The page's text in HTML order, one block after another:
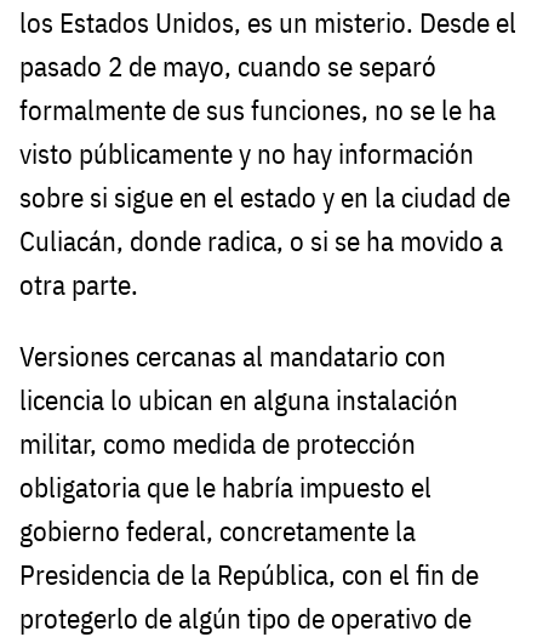
los Estados Unidos, es un misterio. Desde el
pasado 2 de mayo, cuando se separó
formalmente de sus funciones, no se le ha
visto públicamente y no hay información
sobre si sigue en el estado y en la ciudad de
Culiacán, donde radica, o si se ha movido a
otra parte.
Versiones cercanas al mandatario con
licencia lo ubican en alguna instalación
militar, como medida de protección
obligatoria que le habría impuesto el
gobierno federal, concretamente la
Presidencia de la República, con el fin de
protegerlo de algún tipo de operativo de